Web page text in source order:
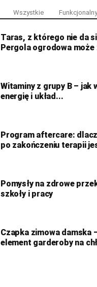
Wszystkie Funkcjonalny
Taras, z którego nie da
Pergola ogrodowa może
Witaminy z grupy B – jak
energię i układ...
Program aftercare:
po zakończeniu terapii
Pomysły na zdrowe
szkoły i pracy
Czapka zimowa damska
element garderoby na